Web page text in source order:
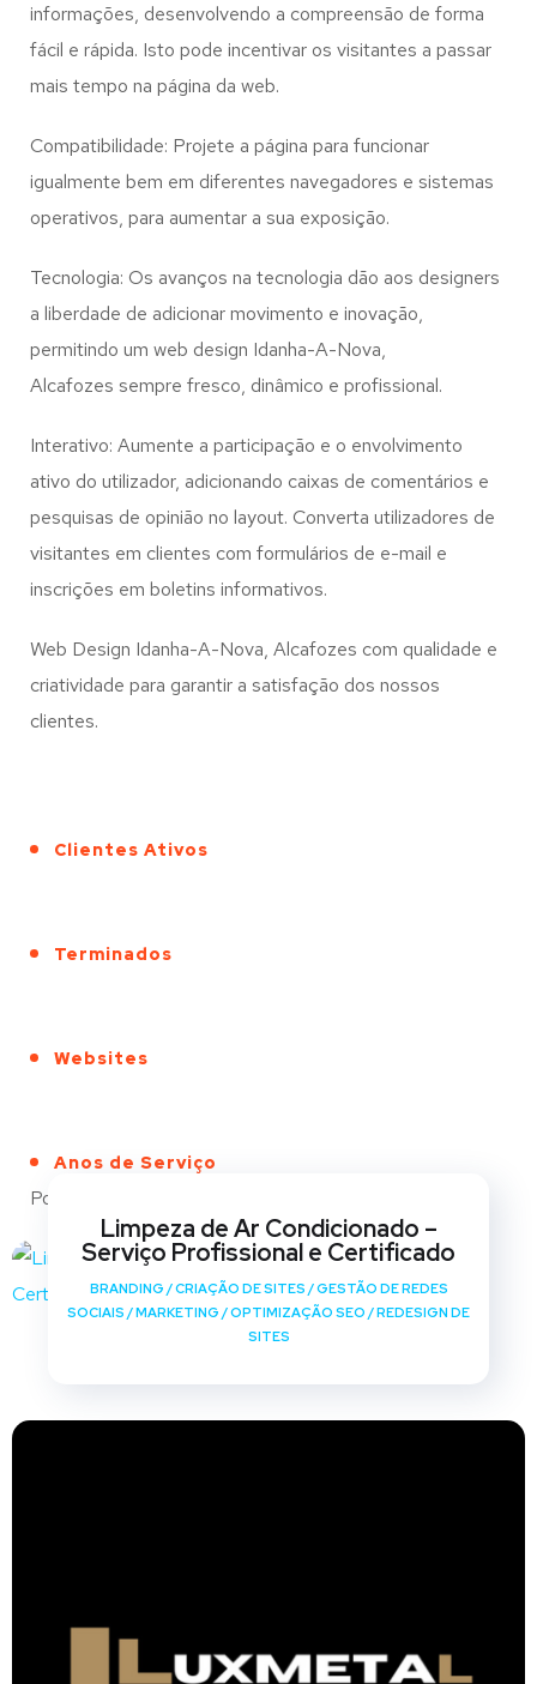
informações, desenvolvendo a compreensão de forma
fácil e rápida. Isto pode incentivar os visitantes a passar
mais tempo na página da web.
Compatibilidade: Projete a página para funcionar
igualmente bem em diferentes navegadores e sistemas
operativos, para aumentar a sua exposição.
Tecnologia: Os avanços na tecnologia dão aos designers
a liberdade de adicionar movimento e inovação,
permitindo um web design Idanha-A-Nova,
Alcafozes sempre fresco, dinâmico e profissional.
Interativo: Aumente a participação e o envolvimento
ativo do utilizador, adicionando caixas de comentários e
pesquisas de opinião no layout. Converta utilizadores de
visitantes em clientes com formulários de e-mail e
inscrições em boletins informativos.
Web Design Idanha-A-Nova, Alcafozes com qualidade e
criatividade para garantir a satisfação dos nossos
clientes.
Clientes Ativos
Terminados
Websites
Anos de Serviço
Portfólio
Limpeza de Ar Condicionado –
Serviço Profissional e Certificado
BRANDING /CRIAÇÃO DE SITES /GESTÃO DE REDES
SOCIAIS /MARKETING /OPTIMIZAÇÃO SEO /REDESIGN DE
SITES